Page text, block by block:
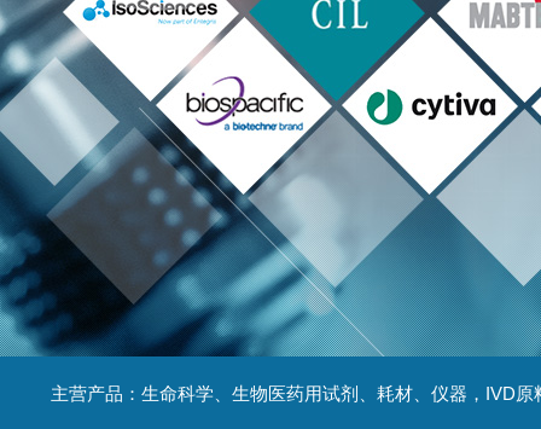
主营产品：生命科学、生物医药用试剂、耗材、仪器，IVD原